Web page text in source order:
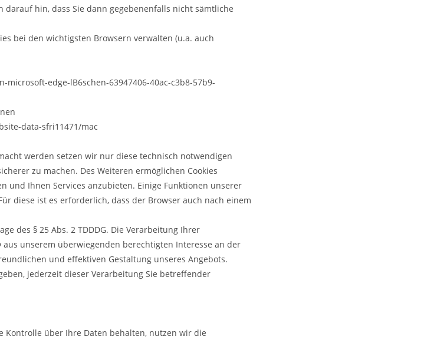
darauf hin, dass Sie dann gegebenenfalls nicht sämtliche
bei den wichtigsten Browsern verwalten (u.a. auch
edge-lB6schen-63947406-40ac-c3b8-57b9-
data-sfri11471/mac
werden setzen wir nur diese technisch notwendigen
zu machen. Des Weiteren ermöglichen Cookies
und Ihnen Services anzubieten. Einige Funktionen unserer
diese ist es erforderlich, dass der Browser auch nach einem
des § 25 Abs. 2 TDDDG. Die Verarbeitung Ihrer
unserem überwiegenden berechtigten Interesse an der
und effektiven Gestaltung unseres Angebots.
jederzeit dieser Verarbeitung Sie betreffender
Kontrolle über Ihre Daten behalten, nutzen wir die